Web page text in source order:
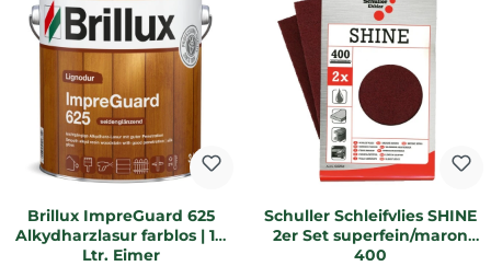
Brillux ImpreGuard 625
Alkydharzlasur farblos | 10
Ltr. Eimer
Schuller Schleifvlies SHINE
2er Set superfein/maron
400